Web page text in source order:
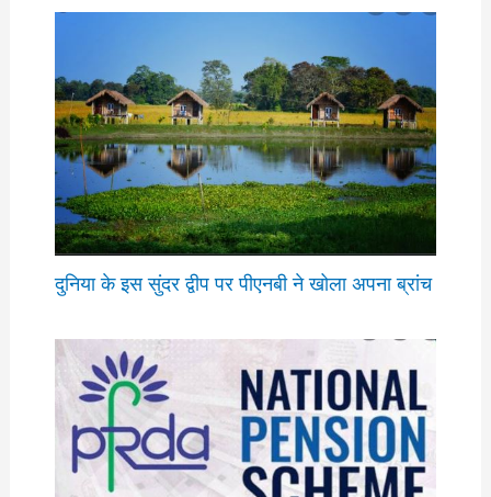
दुनिया के इस सुंदर द्वीप पर पीएनबी ने खोला अपना ब्रांच